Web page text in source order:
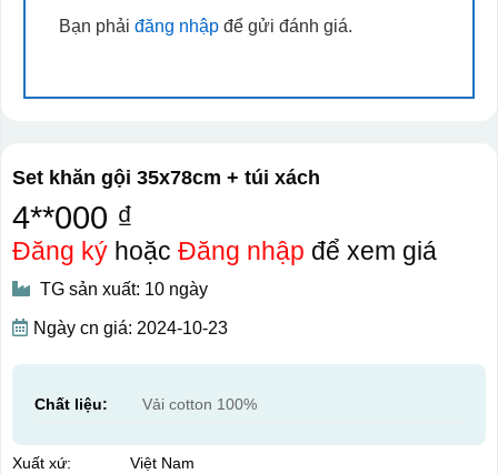
Bạn phải đăng nhậpđể gửi đánh giá.
Set khăn gội 35x78cm + túi xách
4**000 ₫
Đăng kýhoặc Đăng nhập để xem giá
TG sản xuất: 10 ngày
Ngày cn giá: 2024-10-23
Chất liệu: Vải cotton 100%
Xuất xứ: Việt Nam